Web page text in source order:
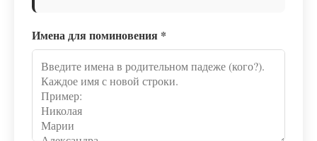
Имена для поминовения *